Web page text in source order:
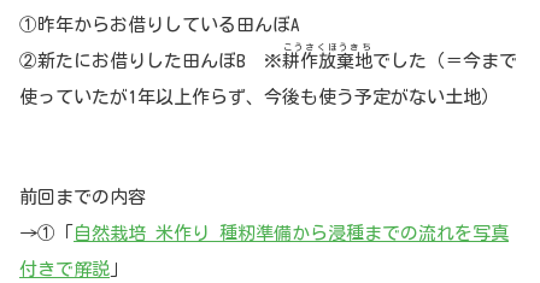
①昨年からお借りしている田んぼA
②新たにお借りした田んぼB ※耕作放棄地
こうさくほうきち
でした（＝今まで
使っていたが1年以上作らず、今後も使う予定がない土地）
前回までの内容
→①「
自然栽培 米作り 種籾準備から浸種までの流れを写真
付きで解説